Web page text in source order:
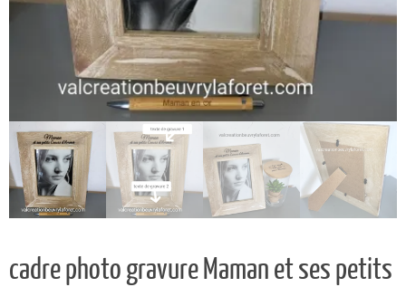
cadre photo gravure Maman et ses petits